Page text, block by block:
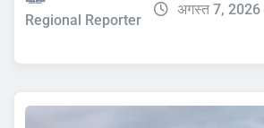
Regional Reporter
अगस्त 7, 2026